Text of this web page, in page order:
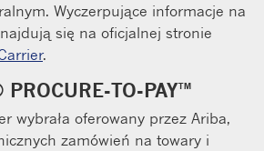
Wyczerpujące informacje na
się na oficjalnej stronie
.
TO-PAY™
wybrała oferowany przez Ariba,
zamówień na towary i